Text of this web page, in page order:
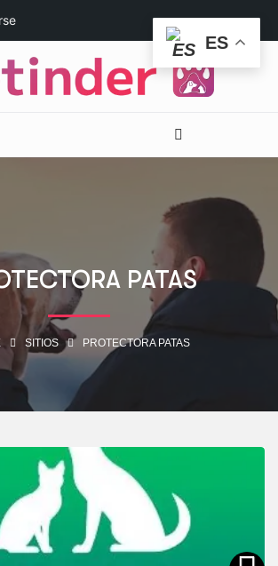
PATAS
SITIOS PROTECTORA PATAS
ES